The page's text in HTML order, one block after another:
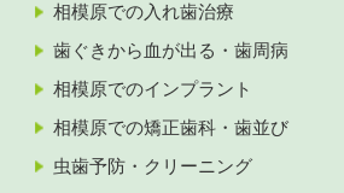
相模原での入れ歯治療
歯ぐきから血が出る・歯周病
相模原でのインプラント
相模原での矯正歯科・歯並び
虫歯予防・クリーニング